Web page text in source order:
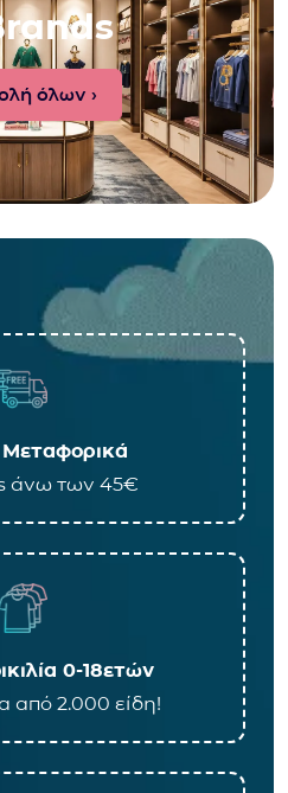
όλων ›
άνω των 45€
0-18ετών
από 2.000 είδη!